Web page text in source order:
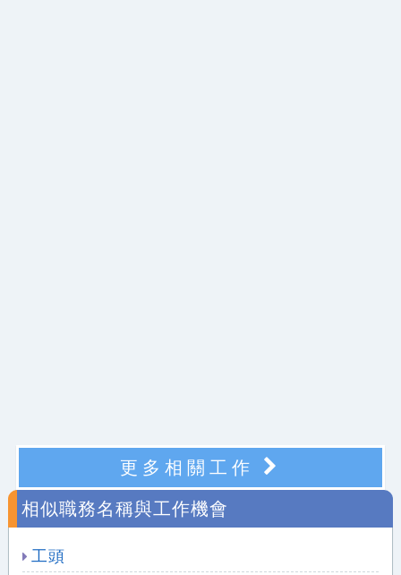
更多相關工作
相似職務名稱與工作機會
工頭